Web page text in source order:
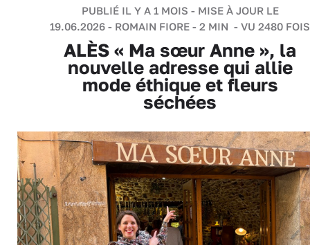
PUBLIÉ IL Y A 1 MOIS - MISE À JOUR LE
19.06.2026 - ROMAIN FIORE - 2 MIN - VU 2480 FOIS
ALÈS « Ma sœur Anne », la
nouvelle adresse qui allie
mode éthique et fleurs
séchées